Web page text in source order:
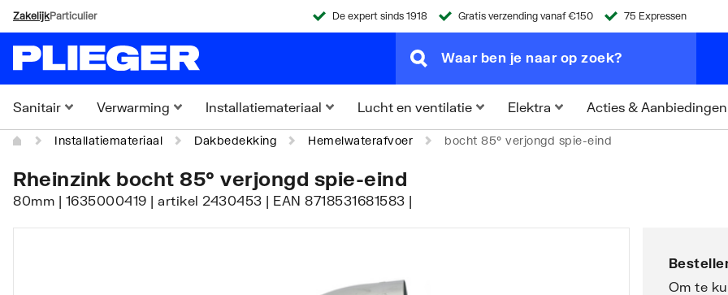
ZakelijkParticulier De expert sinds 1918 Gratis verzending vanaf €150 75 Expressen
Sanitair Verwarming Installatiemateriaal Lucht en ventilatie Elektra Acties & Aanbiedingen
Installatiemateriaal Dakbedekking Hemelwaterafvoer bocht 85° verjongd spie-eind
Rheinzink bocht 85° verjongd spie-eind
80mm | 1635000419 | artikel 2430453 | EAN 8718531681583 |
Om te